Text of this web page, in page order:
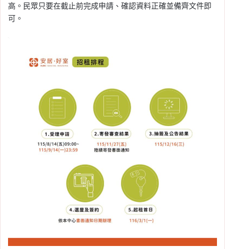
高。民眾只要在截止前完成申請、確認資料正確並備齊文件即
可。